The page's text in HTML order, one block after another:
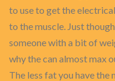
to use to get the
to the muscle. Just
someone with a bit of
why the can almost max
The less fat you have